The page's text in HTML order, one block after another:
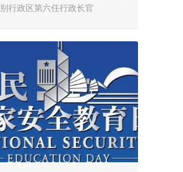
别行政区第六任行政长官